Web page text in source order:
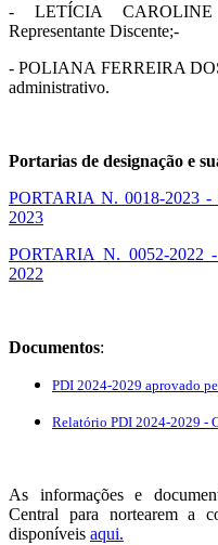
- LETÍCIA
Representante Discente;-
- POLIANA FERREIRA
administrativo.
Portarias de designação e
PORTARIA N. 0018-2023
2023
PORTARIA N. 0052-
2022
Documentos:
PDI 2024-2029 aprovado
Relatório PDI 2024-2029 -
As informações e
Central para nortearem a
disponíveis aqui.